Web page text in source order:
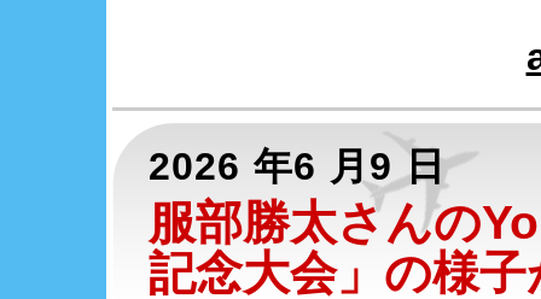
2026 年6 月9 日
服部勝太さんの
記念大会」の様